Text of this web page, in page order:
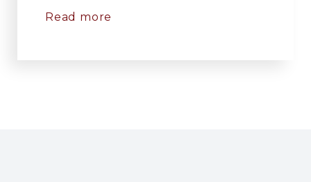
Read more